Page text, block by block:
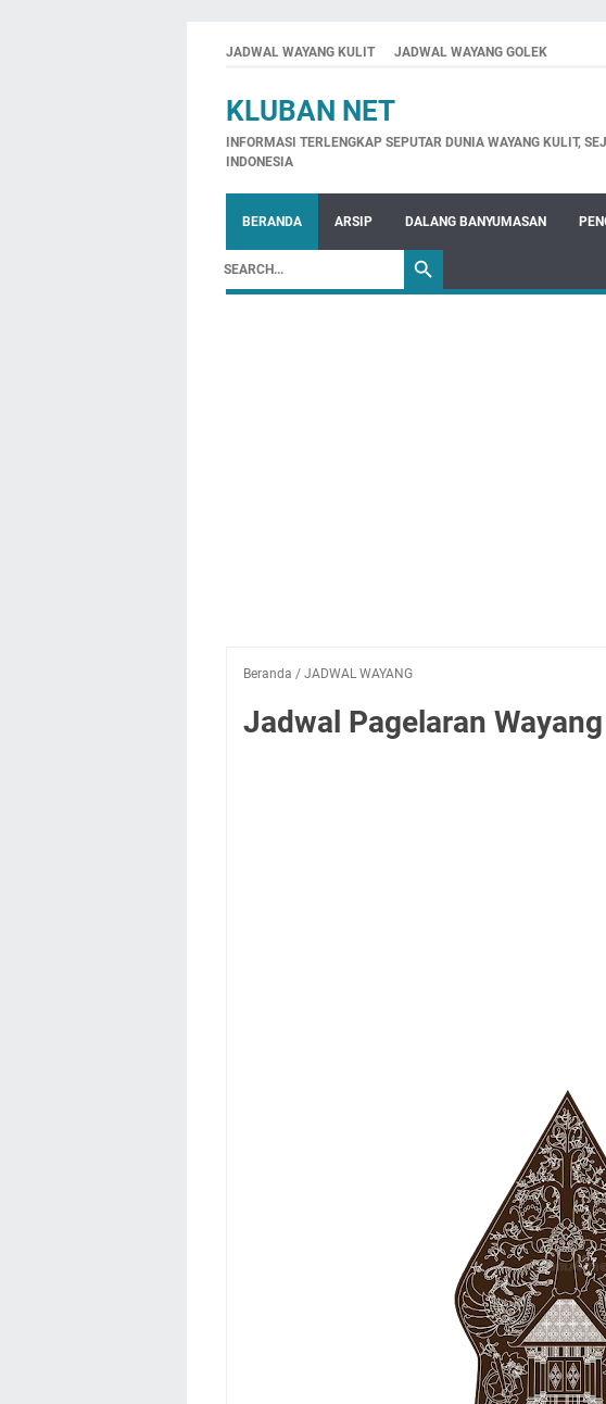
JADWAL WAYANG KULIT JADWAL WAYANG GOLEK
KLUBAN NET
INFORMASI TERLENGKAP SEPUTAR DUNIA WAYANG KULIT,
INDONESIA
BERANDA ARSIP DALANG BANYUMASAN
Beranda / JADWAL WAYANG
Jadwal Pagelaran